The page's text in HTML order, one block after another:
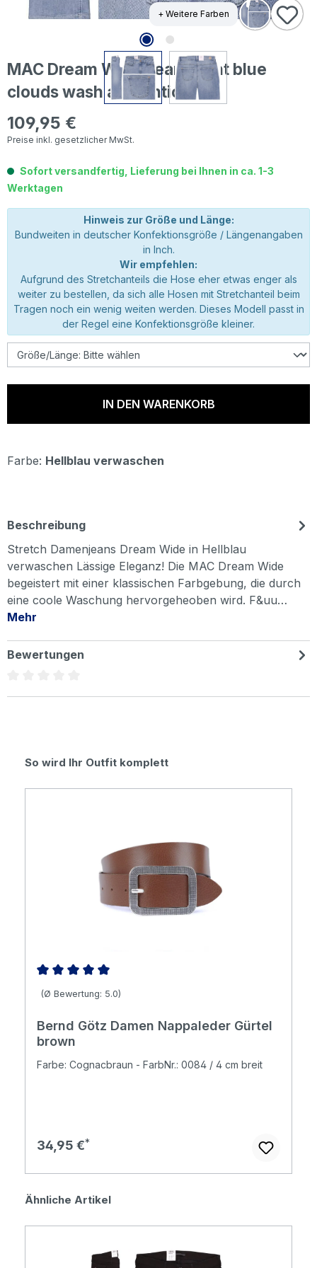
+ Weitere Farben
MAC Dream Wide Jeans light blue
clouds wash authentic
Regulärer Preis:
109,95 €
Preise inkl. gesetzlicher MwSt.
Sofort versandfertig, Lieferung bei Ihnen in ca. 1-3
Werktagen
Hinweis zur Größe und Länge:
Bundweiten in deutscher Konfektionsgröße / Längenangaben
in Inch.
Wir empfehlen:
Aufgrund des Stretchanteils die Hose eher etwas enger als
weiter zu bestellen, da sich alle Hosen mit Stretchanteil beim
Tragen noch ein wenig weiten werden. Dieses Modell passt in
der Regel eine Konfektionsgröße kleiner.
IN DEN WARENKORB
Farbe: Hellblau verwaschen
Beschreibung
Stretch Damenjeans Dream Wide in Hellblau
verwaschen Lässige Eleganz! Die MAC Dream Wide
begeistert mit einer klassischen Farbgebung, die durch
eine coole Waschung hervorgeheoben wird. F&uu…
Mehr
Bewertungen
Produktgalerie überspringen
So wird Ihr Outfit komplett
Durchschnittliche Bewertung von 5 von 5 Sternen
(Ø Bewertung: 5.0)
Bernd Götz Damen Nappaleder Gürtel
brown
Farbe: Cognacbraun - FarbNr.: 0084 / 4 cm breit
Regulärer Preis:
34,95 €
Produktgalerie überspringen
Ähnliche Artikel